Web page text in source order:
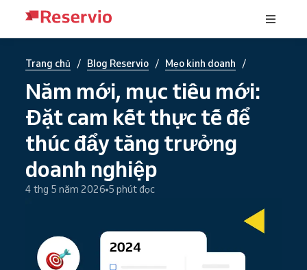
Trang chủ / Blog Reservio / Mẹo kinh doanh /
Năm mới, mục tiêu mới:
Đặt cam kết thực tế để
thúc đẩy tăng trưởng
doanh nghiệp
4 thg 5 năm 2026 5 phút đọc